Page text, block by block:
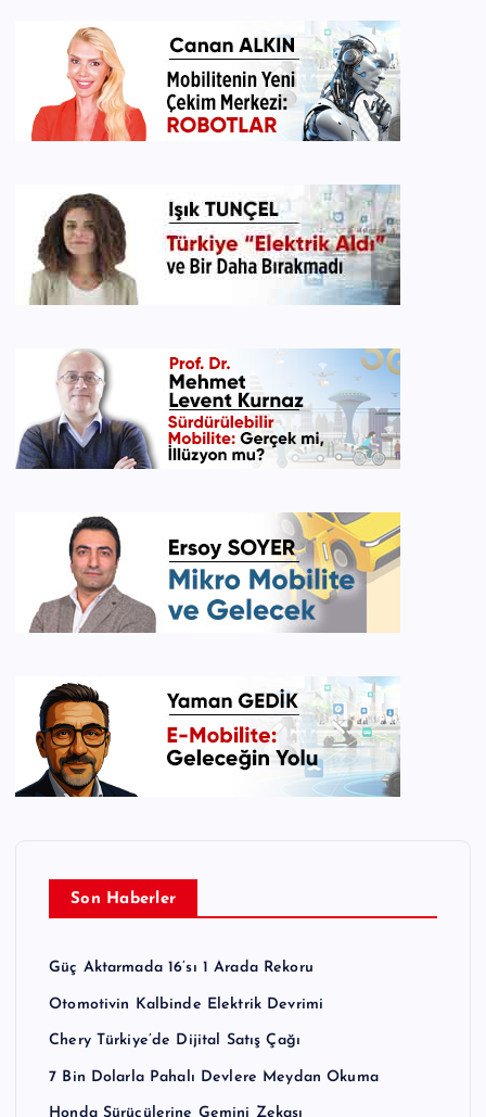
Son Haberler
Güç Aktarmada 16’sı 1 Arada Rekoru
Otomotivin Kalbinde Elektrik Devrimi
Chery Türkiye’de Dijital Satış Çağı
7 Bin Dolarla Pahalı Devlere Meydan Okuma
Honda Sürücülerine Gemini Zekası